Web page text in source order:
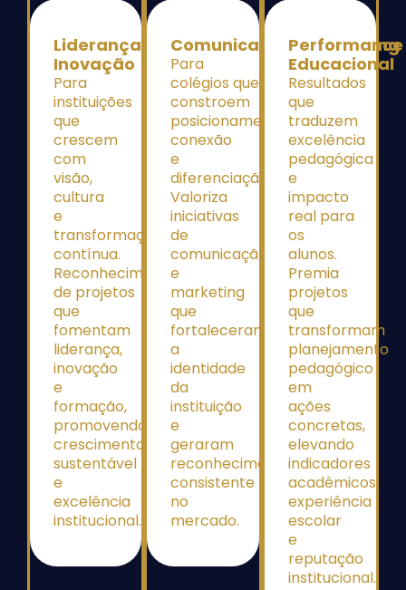
Liderança e
Inovação
Para
instituições
que
crescem
com
visão,
cultura
e
transformação
contínua.
Reconhecimento
de projetos
que
fomentam
liderança,
inovação
e
formação,
promovendo
crescimento
sustentável
e
excelência
institucional.
Comunicação e Marketing
Para
colégios que
constroem
posicionamento, relevância,
conexão
e
diferenciação.
Valoriza
iniciativas
de
comunicação
e
marketing
que
fortaleceram
a
identidade
da
instituição
e
geraram
reconhecimento
consistente
no
mercado.
Performance
Educacional
Resultados
que
traduzem
excelência
pedagógica
e
impacto
real para
os
alunos.
Premia
projetos
que
transformam
planejamento
pedagógico
em
ações
concretas,
elevando
indicadores
acadêmicos,
experiência
escolar
e
reputação
institucional.